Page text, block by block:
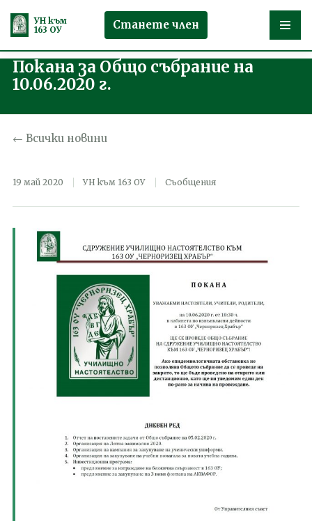
Продължете
съдържанието
УН към
163 ОУ
Станете член
Покана за Общо събрание на
10.06.2020 г.
← Всички новини
19 май 2020 УН към 163 ОУ Съобщения